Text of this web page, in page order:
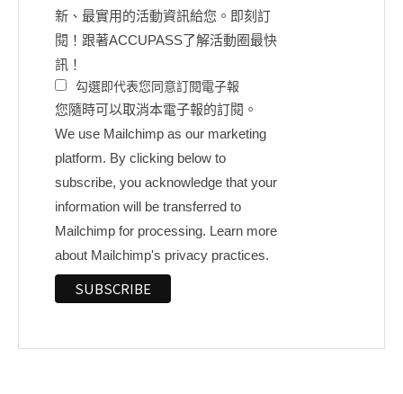
新、最實用的活動資訊給您。即刻訂
閱！跟著ACCUPASS了解活動圈最快
訊！
勾選即代表您同意訂閱電子報
您隨時可以取消本電子報的訂閱。
We use Mailchimp as our marketing
platform. By clicking below to
subscribe, you acknowledge that your
information will be transferred to
Mailchimp for processing. Learn more
about Mailchimp's privacy practices.